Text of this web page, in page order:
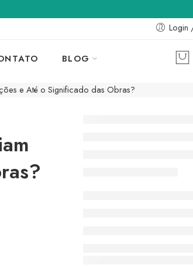
Login
BLOG
e Até o Significado das Obras?